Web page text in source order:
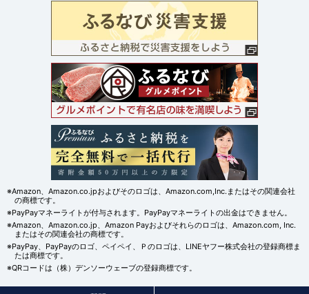
※Amazon、Amazon.co.jpおよびそのロゴは、Amazon.com,Inc.またはその関連会社
の商標です。
※PayPayマネーライトが付与されます。PayPayマネーライトの出金はできません。
※Amazon、Amazon.co.jp、Amazon Payおよびそれらのロゴは、Amazon.com, Inc.
またはその関連会社の商標です。
※PayPay、PayPayのロゴ、ペイペイ、Ｐのロゴは、LINEヤフー株式会社の登録商標ま
たは商標です。
※QRコードは（株）デンソーウェーブの登録商標です。